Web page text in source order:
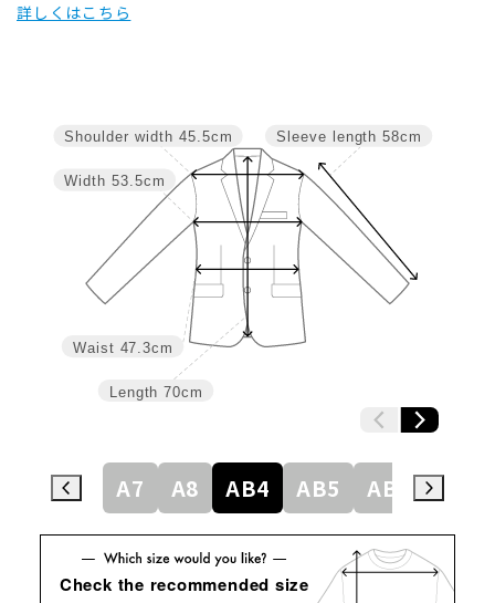
詳しくはこちら
Sleeve length 58cm
Length 70cm
Waist 47.3cm
Width 53.5cm
Shoulder width 45.5cm
A6 A7 A8 AB4 AB5 AB6
Check the recommended size